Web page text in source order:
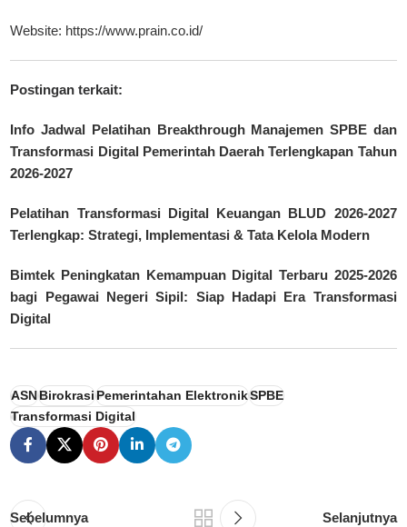
Website: https://www.prain.co.id/
Postingan terkait:
Info Jadwal Pelatihan Breakthrough Manajemen SPBE dan
Transformasi Digital Pemerintah Daerah Terlengkapan Tahun
2026-2027
Pelatihan Transformasi Digital Keuangan BLUD 2026-2027
Terlengkap: Strategi, Implementasi & Tata Kelola Modern
Bimtek Peningkatan Kemampuan Digital Terbaru 2025-2026
bagi Pegawai Negeri Sipil: Siap Hadapi Era Transformasi
Digital
ASN Birokrasi Pemerintahan ElektronikSPBE
Transformasi Digital
Sebelumnya Selanjutnya